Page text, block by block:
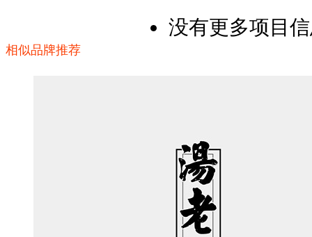
没有更多项目
相似品牌推荐